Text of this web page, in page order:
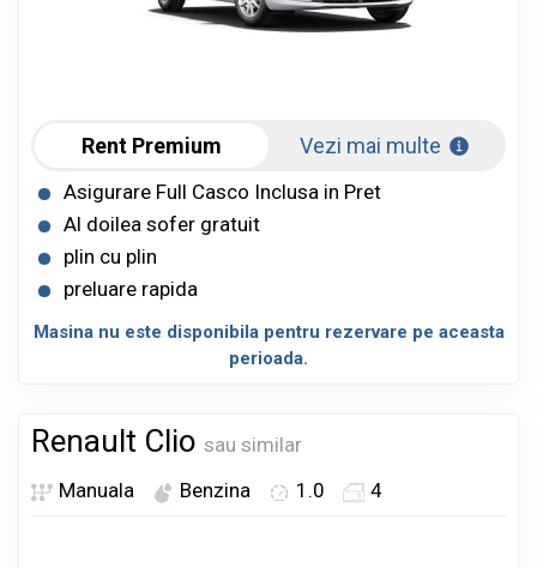
Rent Premium Vezi mai multe
Asigurare Full Casco Inclusa in Pret
Al doilea sofer gratuit
plin cu plin
preluare rapida
Masina nu este disponibila pentru rezervare pe aceasta
perioada.
Renault Clio sau similar
Manuala
Benzina 1.0 4